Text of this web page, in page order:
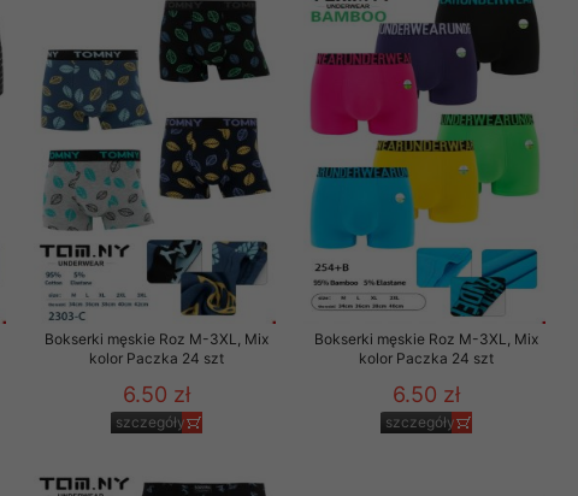
Bokserki męskie Roz M-3XL, Mix
kolor Paczka 24 szt
6.50 zł
szczegóły
Bokserki męskie Roz M-3XL, Mix
kolor Paczka 24 szt
6.50 zł
szczegóły